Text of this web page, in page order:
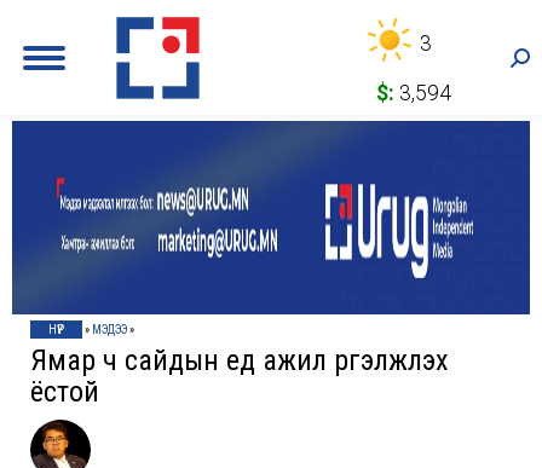
3
$: 3,594
НҮҮР » МЭДЭЭ»
Ямар ч сайдын үед ажил үргэлжлэх
ёстой